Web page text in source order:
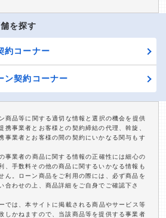
を探す
約コーナー
ン契約コーナー
商品等に関する適切な情報と選択の機会を提供
携事業者とお客様との契約締結の代理、斡旋、
事業者とお客様の間の契約にいかなる関与もす
事業者の商品に関する情報の正確性には細心の
、手数料その他の商品に関するいかなる情報も
ん。ローン商品をご利用の際には、必ず商品を
合わせの上、商品詳細をご自身でご確認下さ
では、本サイトに掲載される商品やサービス等
しかねますので、当該商品等を提供する事業者